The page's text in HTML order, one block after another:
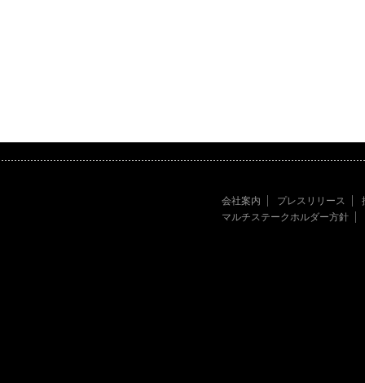
会社案内 プレスリリース
マルチステークホルダー方針